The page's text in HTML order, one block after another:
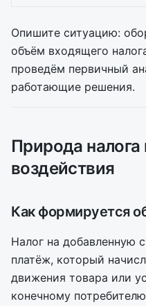
Опишите ситуацию:
объём входящего
проведём первичный
работающие решения.
Природа налога
воздействия
Как формируется
Налог на добавленную
платёж, который
движения товара или
конечному